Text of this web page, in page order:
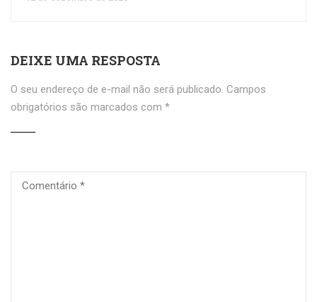
DEIXE UMA RESPOSTA
O seu endereço de e-mail não será publicado. Campos
obrigatórios são marcados com *